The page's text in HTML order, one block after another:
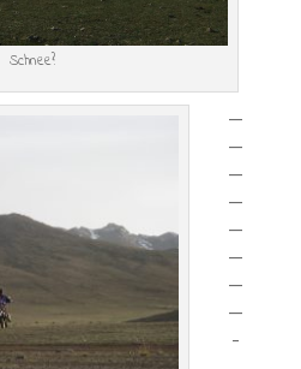
Schnee?
—
—
—
—
—
—
—
—
-